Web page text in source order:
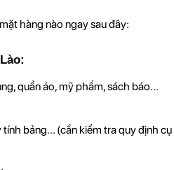
hàng nào ngay sau đây:
quần áo, mỹ phẩm, sách báo...
bảng... (cần kiểm tra quy định